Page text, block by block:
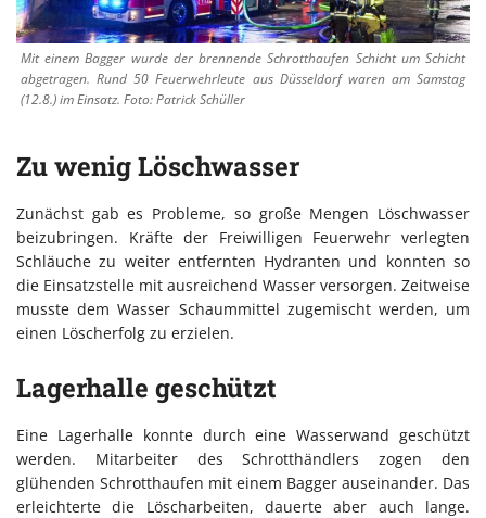
Mit einem Bagger wurde der brennende Schrotthaufen Schicht um Schicht
abgetragen. Rund 50 Feuerwehrleute aus Düsseldorf waren am Samstag
(12.8.) im Einsatz. Foto: Patrick Schüller
Zu wenig Löschwasser
Zunächst gab es Probleme, so große Mengen Löschwasser
beizubringen. Kräfte der Freiwilligen Feuerwehr verlegten
Schläuche zu weiter entfernten Hydranten und konnten so
die Einsatzstelle mit ausreichend Wasser versorgen. Zeitweise
musste dem Wasser Schaummittel zugemischt werden, um
einen Löscherfolg zu erzielen.
Lagerhalle geschützt
Eine Lagerhalle konnte durch eine Wasserwand geschützt
werden. Mitarbeiter des Schrotthändlers zogen den
glühenden Schrotthaufen mit einem Bagger auseinander. Das
erleichterte die Löscharbeiten, dauerte aber auch lange.